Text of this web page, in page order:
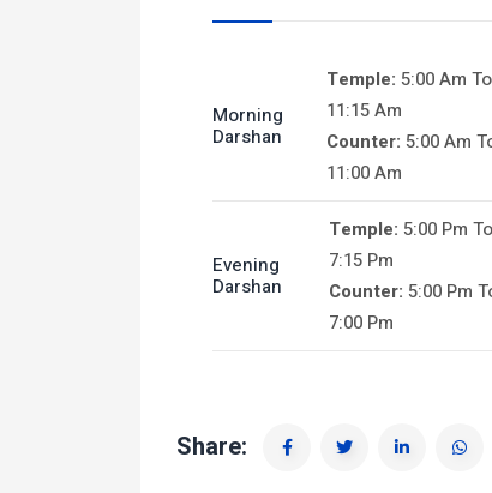
Morning
Darshan
Temple: 5:00 Am To
11:15 Am
Counter: 5:00 Am
11:00 Am
Evening
Darshan
Temple: 5:00 Pm To
7:15 Pm
Counter: 5:00 Pm
7:00 Pm
Share: